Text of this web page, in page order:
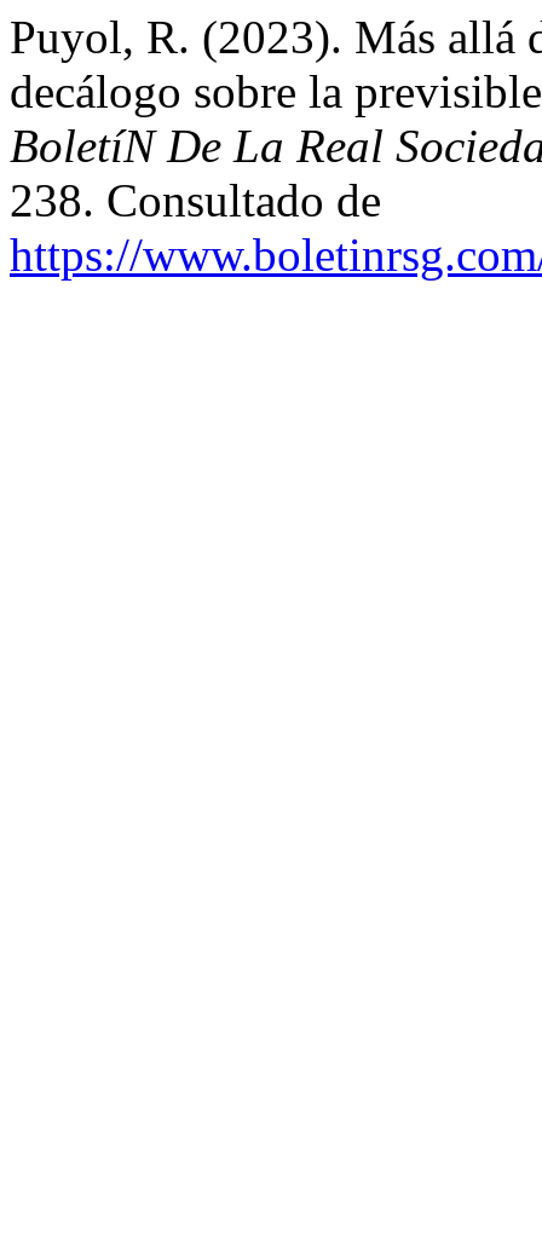
Puyol, R. (2023). Más allá
decálogo sobre la
BoletíN De La Real
238. Consultado de
https://